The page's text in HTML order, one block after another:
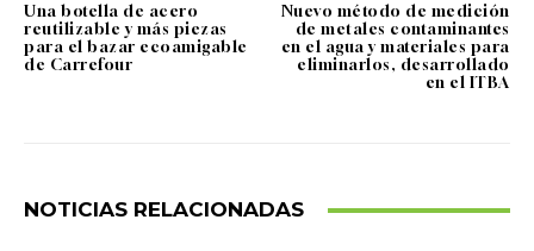
Una botella de acero
reutilizable y más piezas
para el bazar ecoamigable
de Carrefour
Nuevo método de medición
de metales contaminantes
en el agua y materiales para
eliminarlos, desarrollado
en el ITBA
NOTICIAS RELACIONADAS